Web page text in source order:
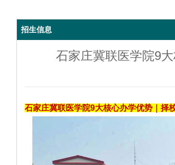
招生信息
石家庄冀联医学院9
石家庄冀联医学院9大核心办学优势｜择